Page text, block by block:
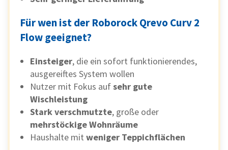
Für wen ist der Roborock Qrevo Curv 2
Flow geeignet?
Einsteiger, die ein sofort funktionierendes,
ausgereiftes System wollen
Nutzer mit Fokus aufsehr gute
Wischleistung
Stark verschmutzte, große oder
mehrstöckige Wohnräume
Haushalte mit weniger Teppichflächen